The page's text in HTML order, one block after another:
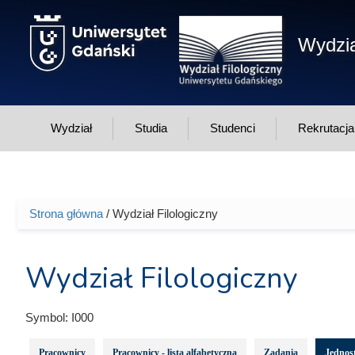
Wydział Studia Studenci Rekrutacja
Jesteś tutaj
Strona główna / Wydział Filologiczny
Wydział Filologiczny
Symbol: I000